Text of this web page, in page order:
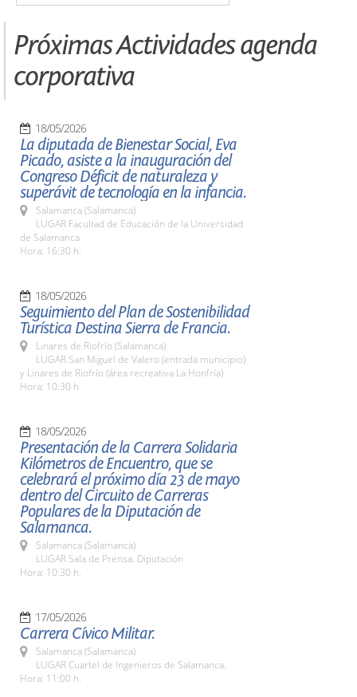
Próximas Actividades agenda
corporativa
18/05/2026
La diputada de Bienestar Social, Eva
Picado, asiste a la inauguración del
Congreso Déficit de naturaleza y
superávit de tecnología en la infancia.
Salamanca (Salamanca)
LUGAR Facultad de Educación de la Universidad
de Salamanca
Hora: 16:30 h.
18/05/2026
Seguimiento del Plan de Sostenibilidad
Turística Destina Sierra de Francia.
Linares de Riofrío (Salamanca)
LUGAR San Miguel de Valero (entrada municipio)
y Linares de Riofrío (área recreativa La Honfría)
Hora: 10:30 h.
18/05/2026
Presentación de la Carrera Solidaria
Kilómetros de Encuentro, que se
celebrará el próximo día 23 de mayo
dentro del Circuito de Carreras
Populares de la Diputación de
Salamanca.
Salamanca (Salamanca)
LUGAR Sala de Prensa. Diputación
Hora: 10:30 h.
17/05/2026
Carrera Cívico Militar.
Salamanca (Salamanca)
LUGAR Cuartel de Ingenieros de Salamanca.
Hora: 11:00 h.